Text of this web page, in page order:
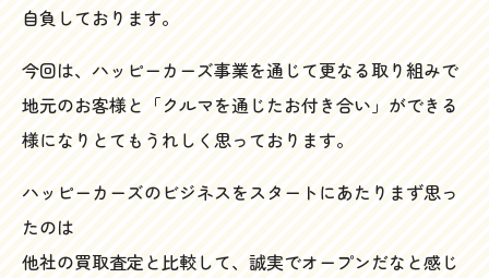
自負しております。
今回は、ハッピーカーズ事業を通じて更なる取り組みで
地元のお客様と「クルマを通じたお付き合い」ができる
様になりとてもうれしく思っております。
ハッピーカーズのビジネスをスタートにあたりまず思っ
たのは
他社の買取査定と比較して、誠実でオープンだなと感じ